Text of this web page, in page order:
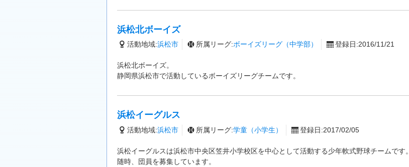
浜松北ボーイズ
活動地域:浜松市 所属リーグ:ボーイズリーグ（中学部） 登録日:2016/11/21
浜松北ボーイズ。
静岡県浜松市で活動しているボーイズリーグチームです。
浜松イーグルス
活動地域:浜松市 所属リーグ:学童（小学生） 登録日:2017/02/05
浜松イーグルスは浜松市中央区笠井小学校区を中心として活動する少年軟式野球チームです。
随時、団員を募集しています。